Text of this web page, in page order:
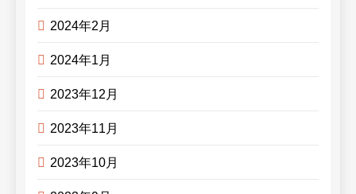
2024年2月
2024年1月
2023年12月
2023年11月
2023年10月